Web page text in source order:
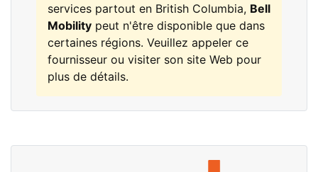
services partout en British Columbia, Bell
Mobility peut n'être disponible que dans
certaines régions. Veuillez appeler ce
fournisseur ou visiter son site Web pour
plus de détails.